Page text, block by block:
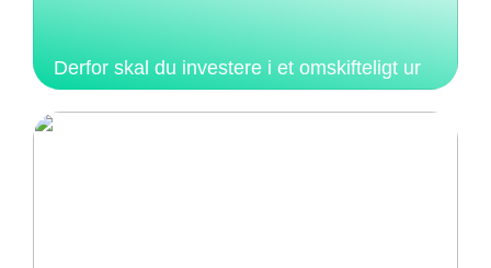
Derfor skal du investere i et omskifteligt ur